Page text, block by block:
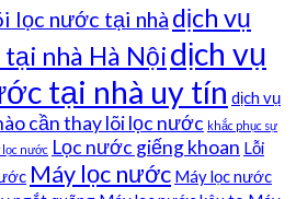
lọc nước tại nhà dịch vụ
nhà Hà Nộidịch vụ
tại nhà uy tín dịch vụ
cần thay lõi lọc nước khắc phục sự
lọc nước Lọc nước giếng khoan Lỗi
Máy lọc nước Máy lọc nước